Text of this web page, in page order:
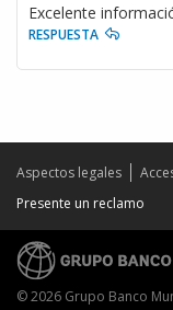
Excelente
RESPUESTA
Aspectos legales
Presente un reclamo
© 2026 Grupo Banco